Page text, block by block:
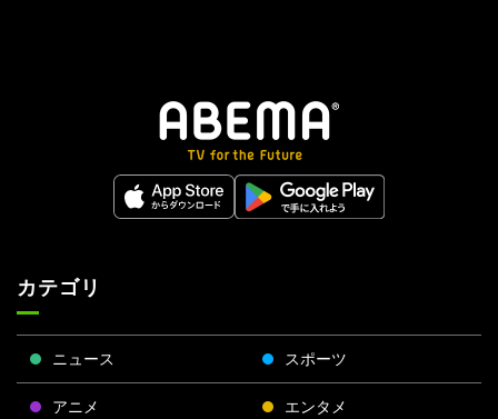
カテゴリ
ニュース スポーツ
アニメ エンタメ